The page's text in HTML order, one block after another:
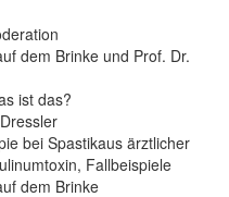
dem Brinke und Prof. Dr.
ist das?
bei Spastikaus ärztlicher
Fallbeispiele
dem Brinke